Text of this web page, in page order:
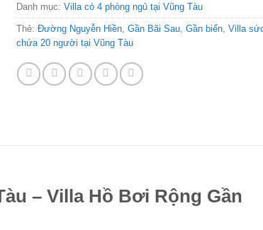
Danh mục: Villa có 4 phòng ngủ tại Vũng Tàu
Thẻ: Đường Nguyễn Hiền, Gần Bãi Sau, Gần biển, Villa
chứa 20 người tại Vũng Tàu
– Villa Hồ Bơi Rộng Gần